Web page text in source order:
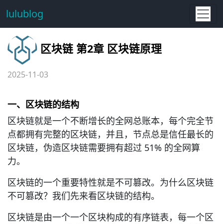
lulublog
区块链 第2章 区块链原理
2025-11-03
一、 区块链的结构
区块链就是一个不断增长的全网总账本，每个完全节
点都拥有完整的区块链，并且，节点总是信任最长的
区块链，伪造区块链需要拥有超过 51% 的全网算
力。
区块链的一个重要特性就是不可篡改。为什么区块链
不可篡改？我们先来看区块链的结构。
区块链是由一个一个区块构成的有序链表，每一个区